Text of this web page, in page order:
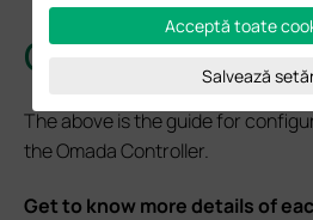
Conclusion
The above is the guide for
the Omada Controller.
Get to know more details of
Acceptă toate
Salvează